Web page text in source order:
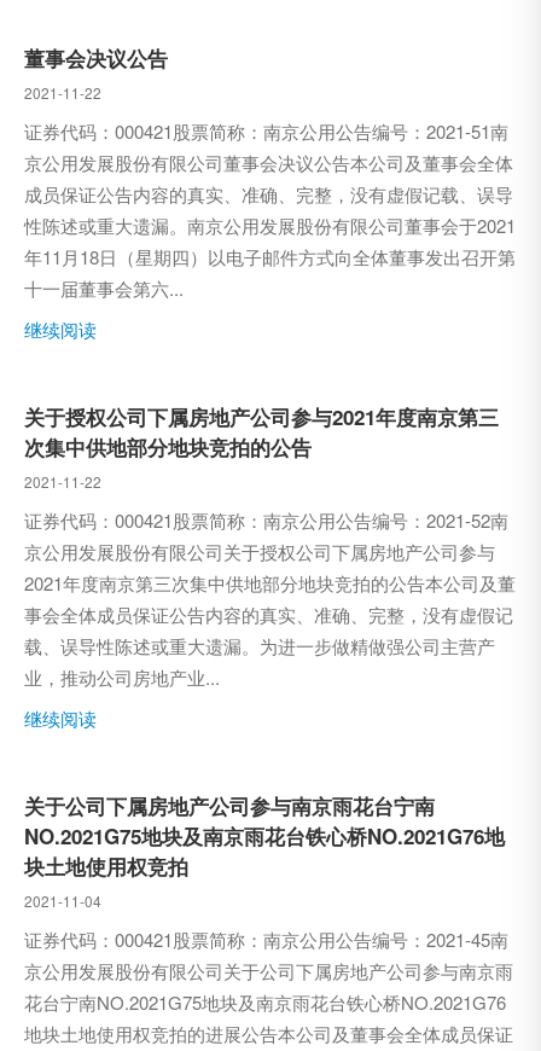
董事会决议公告
2021-11-22
证券代码：000421股票简称：南京公用公告编号：2021-51南
京公用发展股份有限公司董事会决议公告本公司及董事会全体
成员保证公告内容的真实、准确、完整，没有虚假记载、误导
性陈述或重大遗漏。南京公用发展股份有限公司董事会于2021
年11月18日（星期四）以电子邮件方式向全体董事发出召开第
十一届董事会第六...
继续阅读
关于授权公司下属房地产公司参与2021年度南京第三
次集中供地部分地块竞拍的公告
2021-11-22
证券代码：000421股票简称：南京公用公告编号：2021-52南
京公用发展股份有限公司关于授权公司下属房地产公司参与
2021年度南京第三次集中供地部分地块竞拍的公告本公司及董
事会全体成员保证公告内容的真实、准确、完整，没有虚假记
载、误导性陈述或重大遗漏。为进一步做精做强公司主营产
业，推动公司房地产业...
继续阅读
关于公司下属房地产公司参与南京雨花台宁南
NO.2021G75地块及南京雨花台铁心桥NO.2021G76地
块土地使用权竞拍
2021-11-04
证券代码：000421股票简称：南京公用公告编号：2021-45南
京公用发展股份有限公司关于公司下属房地产公司参与南京雨
花台宁南NO.2021G75地块及南京雨花台铁心桥NO.2021G76
地块土地使用权竞拍的进展公告本公司及董事会全体成员保证